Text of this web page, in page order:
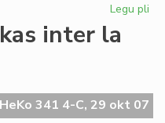
Legu pli
inter la
HeKo 341 4-C, 29 okt 07